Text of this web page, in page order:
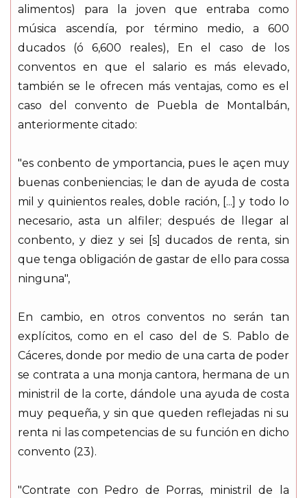
alimentos) para la joven que entraba como
música ascendía, por término medio, a 600
ducados (ó 6,600 reales), En el caso de los
conventos en que el salario es más elevado,
también se le ofrecen más ventajas, como es el
caso del convento de Puebla de Montalbán,
anteriormente citado:
"es conbento de ymportancia, pues le açen muy
buenas conbeniencias; le dan de ayuda de costa
mil y quinientos reales, doble ración, [...] y todo lo
necesario, asta un alfiler; después de llegar al
conbento, y diez y sei [s] ducados de renta, sin
que tenga obligación de gastar de ello para cossa
ninguna",
En cambio, en otros conventos no serán tan
explícitos, como en el caso del de S. Pablo de
Cáceres, donde por medio de una carta de poder
se contrata a una monja cantora, hermana de un
ministril de la corte, dándole una ayuda de costa
muy pequeña, y sin que queden reflejadas ni su
renta ni las competencias de su función en dicho
convento (23).
"Contrate con Pedro de Porras, ministril de la